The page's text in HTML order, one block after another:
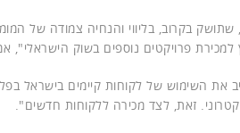
פרויקטים נוספים בשוק הישראלי",
זאת, לצד מכירה ללקוחות חדשים".